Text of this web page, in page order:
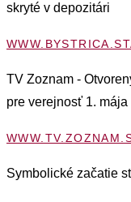
skryté v depozitári
TV Zoznam -
pre verejnosť 1. mája
Symbolické začatie